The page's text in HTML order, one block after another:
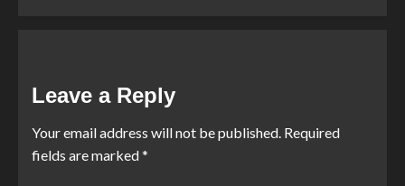
Leave a Reply
Your email address will not be published. Required
fields are marked*